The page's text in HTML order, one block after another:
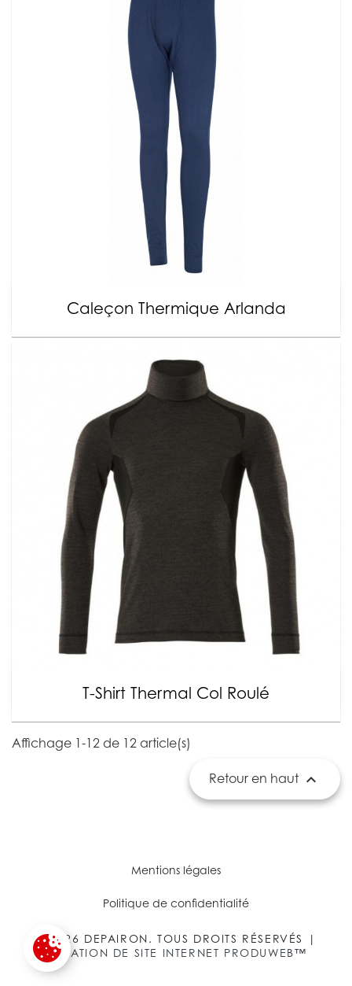
Caleçon Thermique Arlanda
T-Shirt Thermal Col Roulé
Affichage 1-12 de 12 article(s)
Retour en haut 
Mentions légales
Politique de confidentialité
© 2026 DEPAIRON. TOUS DROITS RÉSERVÉS |
CRÉATION DE SITE INTERNET PRODUWEB™